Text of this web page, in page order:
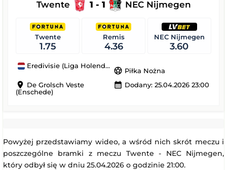
Twente 1 - 1 NEC Nijmegen
Twente
1.75
Remis
4.36
NEC Nijmegen
3.60
Eredivisie (Liga Holenderska)
sports_soccer Piłka Nożna
location_on De Grolsch Veste
(Enschede)
calendar_month Dodany: 25.04.2026 23:00
Powyżej przedstawiamy wideo, a wśród nich skrót meczu i
poszczególne bramki z meczu Twente - NEC Nijmegen,
który odbył się w dniu 25.04.2026 o godzinie 21:00.